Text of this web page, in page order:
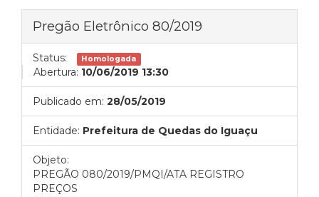
Pregão Eletrônico 80/2019
Status: Homologada
Abertura: 10/06/2019 13:30
Publicado em: 28/05/2019
Entidade: Prefeitura de Quedas do Iguaçu
Objeto:
PREGÃO 080/2019/PMQI/ATA REGISTRO
PREÇOS